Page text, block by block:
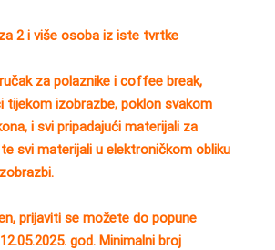
2 i više osoba iz iste tvrtke
za polaznike i coffee break,
tijekom izobrazbe, poklon svakom
i svi pripadajući materijali za
svi materijali u elektroničkom obliku
prijaviti se možete do popune
god. Minimalni broj